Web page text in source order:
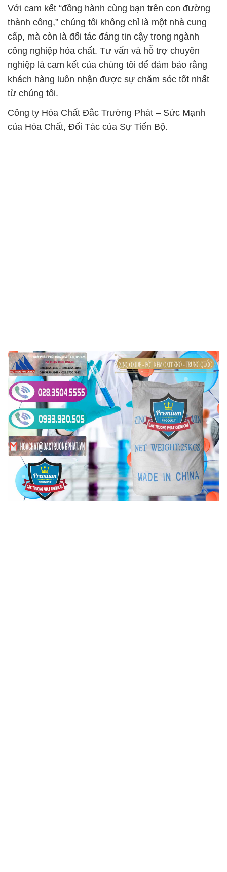
Với cam kết “đồng hành cùng bạn trên con đường
thành công,” chúng tôi không chỉ là một nhà cung
cấp, mà còn là đối tác đáng tin cậy trong ngành
công nghiệp hóa chất. Tư vấn và hỗ trợ chuyên
nghiệp là cam kết của chúng tôi để đảm bảo rằng
khách hàng luôn nhận được sự chăm sóc tốt nhất
từ chúng tôi.
Công ty Hóa Chất Đắc Trường Phát – Sức Mạnh
của Hóa Chất, Đối Tác của Sự Tiến Bộ.